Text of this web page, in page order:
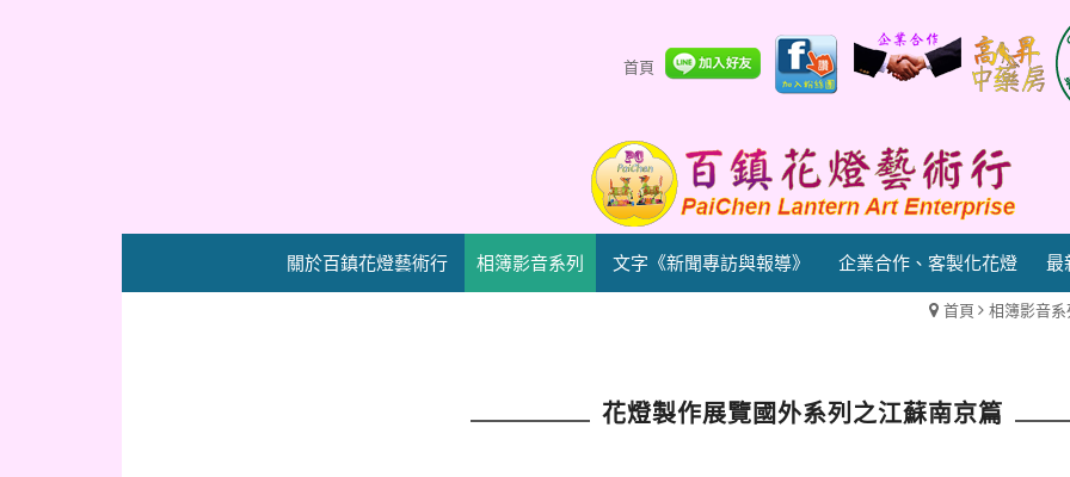
首頁
關於百鎮花燈藝術行 相簿影音系列 文字《新聞專訪與報導》 企業合作、客製化花燈 最
首頁 相簿影音系
花燈製作展覽國外系列之江蘇南京篇